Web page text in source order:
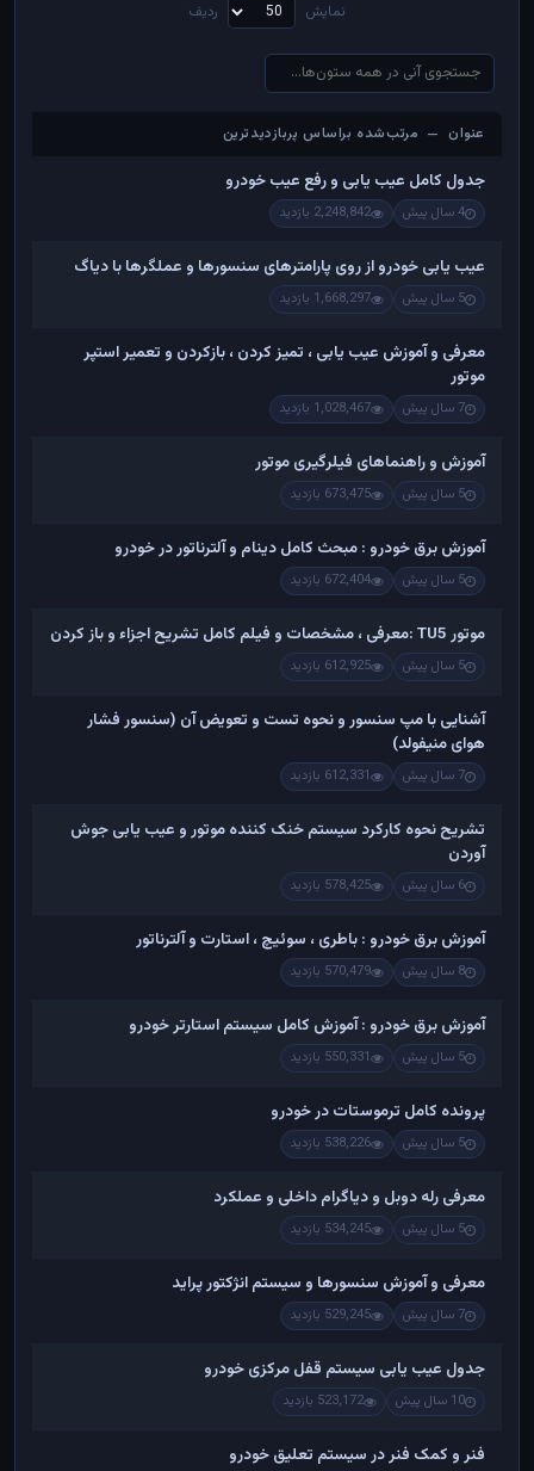
نمایش ردیف
عنوان — مرتب‌شده براساس پربازدیدترین
عنوان — مرتب‌شده براساس پربازدیدترین
جدول کامل عیب یابی و رفع عیب خودرو
4 سال پیش 2,248,842 بازدید
عیب یابی خودرو از روی پارامترهای سنسورها و عملگرها با دیاگ
5 سال پیش 1,668,297 بازدید
معرفی و آموزش عیب یابی ، تمیز کردن ، بازکردن و تعمیر استپر
موتور
7 سال پیش 1,028,467 بازدید
آموزش و راهنماهای فیلرگیری موتور
5 سال پیش 673,475 بازدید
آموزش برق خودرو : مبحث کامل دینام و آلترناتور در خودرو
5 سال پیش 672,404 بازدید
موتور TU5 :معرفی ، مشخصات و فیلم کامل تشریح اجزاء و باز کردن
5 سال پیش 612,925 بازدید
آشنایی با مپ سنسور و نحوه تست و تعویض آن (سنسور فشار
هوای منیفولد)
7 سال پیش 612,331 بازدید
تشریح نحوه کارکرد سیستم خنک کننده موتور و عیب یابی جوش
آوردن
6 سال پیش 578,425 بازدید
آموزش برق خودرو : باطری ، سوئیچ ، استارت و آلترناتور
8 سال پیش 570,479 بازدید
آموزش برق خودرو : آموزش کامل سیستم استارتر خودرو
5 سال پیش 550,331 بازدید
پرونده کامل ترموستات در خودرو
5 سال پیش 538,226 بازدید
معرفی رله دوبل و دیاگرام داخلی و عملکرد
5 سال پیش 534,245 بازدید
معرفی و آموزش سنسورها و سیستم انژکتور پراید
7 سال پیش 529,245 بازدید
جدول عیب یابی سیستم قفل مرکزی خودرو
10 سال پیش 523,172 بازدید
فنر و کمک فنر در سیستم تعلیق خودرو